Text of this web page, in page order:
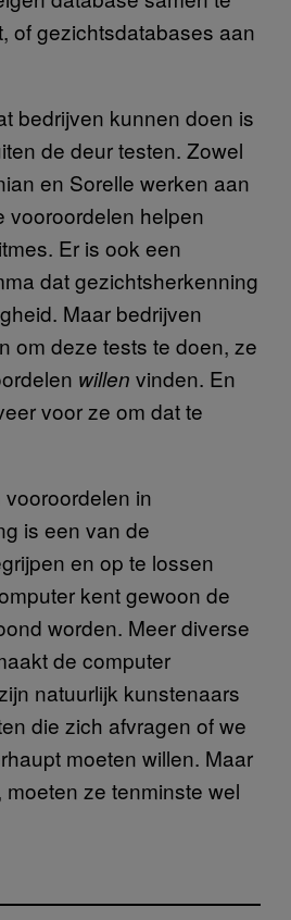
of gezichtsdatabases aan
bedrijven kunnen doen is
de deur testen. Zowel
en Sorelle werken aan
vooroordelen helpen
Er is ook een
dat gezichtsherkenning
Maar bedrijven
om deze tests te doen, ze
willen vinden. En
voor ze om dat te
in
is een van de
en op te lossen
kent gewoon de
worden. Meer diverse
de computer
natuurlijk kunstenaars
die zich afvragen of we
moeten willen. Maar
ze tenminste wel